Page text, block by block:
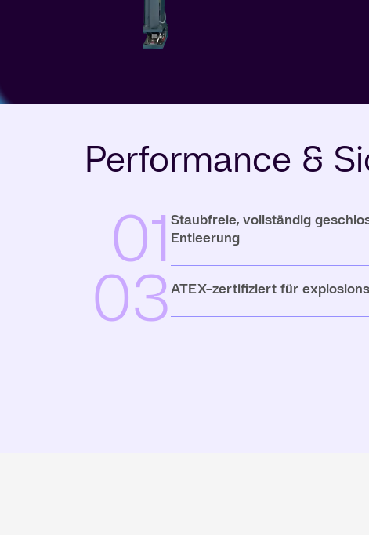
Performance &
01 Staubfreie, vollständig
Entleerung
03ATEX-zertifiziert für